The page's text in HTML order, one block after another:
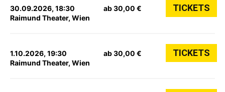
30.09.2026, 18:30
Raimund Theater, Wien
ab 30,00 € TICKETS
1.10.2026, 19:30
Raimund Theater, Wien
ab 30,00 € TICKETS